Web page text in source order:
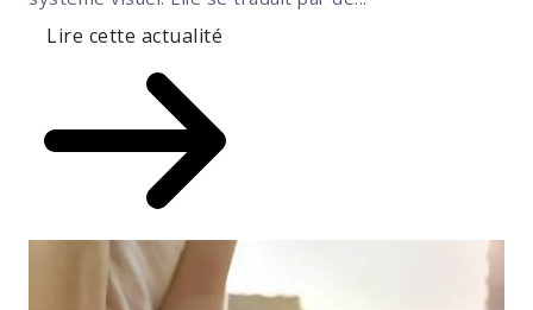
Lire cette actualité